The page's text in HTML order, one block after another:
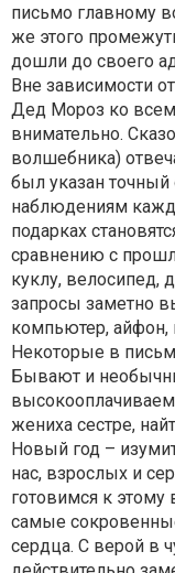
письмо главному
же этого
дошли до своего
Вне зависимости
Дед Мороз ко всем
внимательно.
волшебника)
был указан
наблюдениям
подарках
сравнению с
куклу, велосипед,
запросы заметно
компьютер, айфон,
Некоторые в
Бывают и
жениха сестре,
Новый год –
нас, взрослых и
готовимся к
самые
сердца. С верой в